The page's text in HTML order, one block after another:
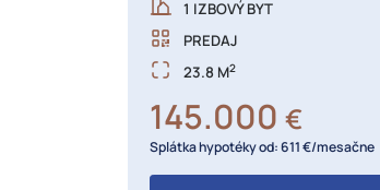
1 IZBOVÝ BYT
PREDAJ
23.8 M2
145.000 €
Splátka hypotéky od: 611 €/mesačne